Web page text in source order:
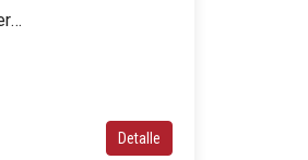
Departamento en venta de 1 dormitorio c/ cochera en Campana
Detalle